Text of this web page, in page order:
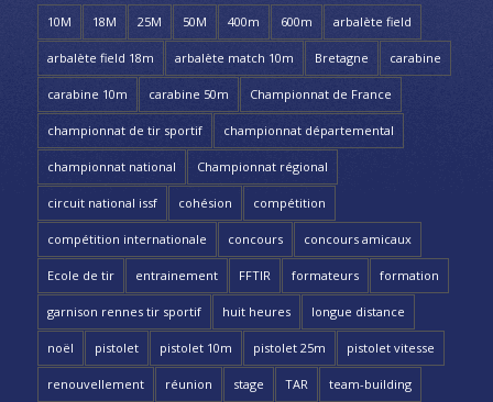
10M 18M 25M 50M 400m 600m arbalète field
arbalète field 18m arbalète match 10m Bretagne carabine
carabine 10m carabine 50m Championnat de France
championnat de tir sportif championnat départemental
championnat national Championnat régional
circuit national issf cohésion compétition
compétition internationale concours concours amicaux
Ecole de tir entrainement FFTIR formateurs formation
garnison rennes tir sportif huit heures longue distance
noël pistolet pistolet 10m pistolet 25m pistolet vitesse
renouvellement réunion stage TAR team-building